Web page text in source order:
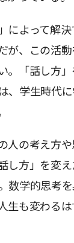
によって解
が、この活
。「話し方
、学生時代
人の考え方
し方」を変
数学的思考
も変わるは